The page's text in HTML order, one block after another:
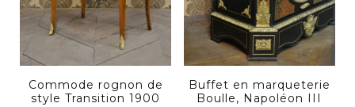
Commode rognon de
style Transition 1900
Buffet en marqueterie
Boulle, Napoléon III